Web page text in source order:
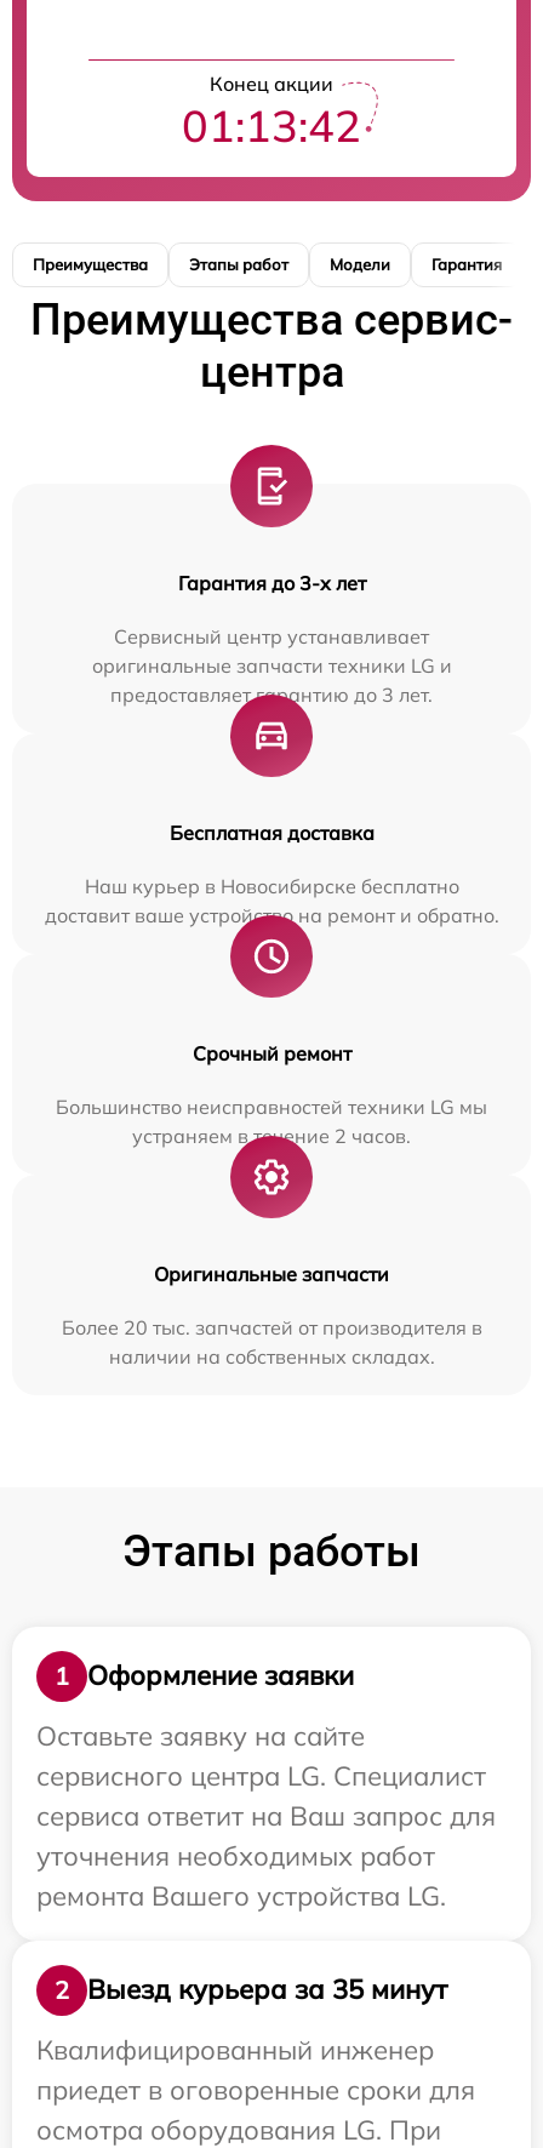
Конец акции
01:13:41
Преимущества Этапы работ Модели Гарантия
Преимущества сервис-
центра
Гарантия до 3-х лет
Сервисный центр устанавливает
оригинальные запчасти техники LG и
предоставляет гарантию до 3 лет.
Бесплатная доставка
Наш курьер в Новосибирске бесплатно
доставит ваше устройство на ремонт и обратно.
Срочный ремонт
Большинство неисправностей техники LG мы
устраняем в течение 2 часов.
Оригинальные запчасти
Более 20 тыс. запчастей от производителя в
наличии на собственных складах.
Этапы работы
1
Оформление заявки
Оставьте заявку на сайте
сервисного центра LG. Специалист
сервиса ответит на Ваш запрос для
уточнения необходимых работ
ремонта Вашего устройства LG.
2
Выезд курьера за 35 минут
Квалифицированный инженер
приедет в оговоренные сроки для
осмотра оборудования LG. При